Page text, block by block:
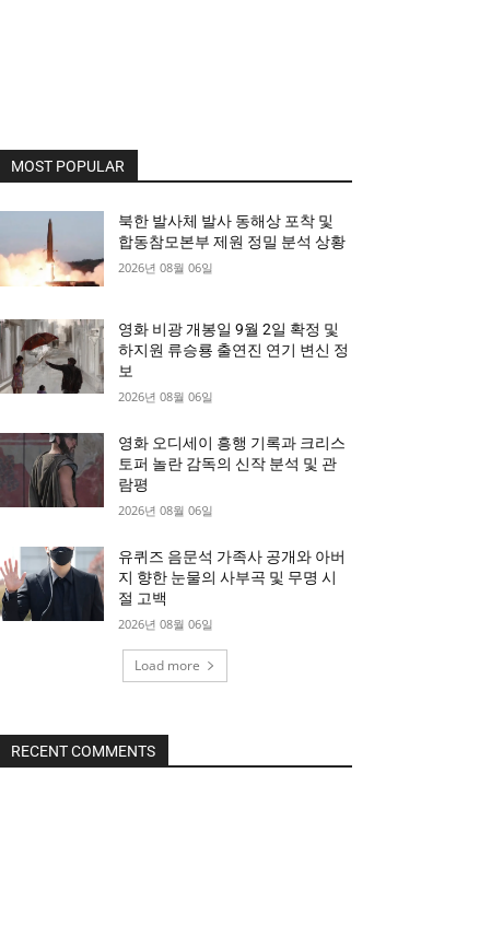
MOST POPULAR
북한 발사체 발사 동해상 포착 및
합동참모본부 제원 정밀 분석 상황
2026년 08월 06일
영화 비광 개봉일 9월 2일 확정 및
하지원 류승룡 출연진 연기 변신 정
보
2026년 08월 06일
영화 오디세이 흥행 기록과 크리스
토퍼 놀란 감독의 신작 분석 및 관
람평
2026년 08월 06일
유퀴즈 음문석 가족사 공개와 아버
지 향한 눈물의 사부곡 및 무명 시
절 고백
2026년 08월 06일
Load more
RECENT COMMENTS